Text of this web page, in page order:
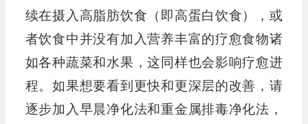
续在摄入高脂肪饮食（即高蛋白饮食），或
者饮食中并没有加入营养丰富的疗愈食物诸
如各种蔬菜和水果，这同样也会影响疗愈进
程。如果想要看到更快和更深层的改善，请
逐步加入早晨净化法和重金属排毒净化法，